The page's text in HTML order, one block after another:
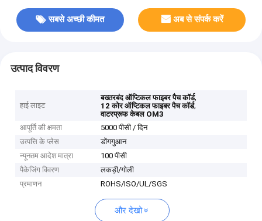
सबसे अच्छी कीमत अब से संपर्क करें
उत्पाद विवरण
हाई लाइट
बख्तरबंद ऑप्टिकल फाइबर पैच कॉर्ड,
12 कोर ऑप्टिकल फाइबर पैच कॉर्ड,
वाटरप्रूफ केबल OM3
आपूर्ति की क्षमता
5000 पीसी / दिन
उत्पत्ति के प्लेस
डोंगगुआन
न्यूनतम आदेश मात्रा
100 पीसी
पैकेजिंग विवरण
लकड़ी/गोली
प्रमाणन
ROHS/ISO/UL/SGS
और देखो